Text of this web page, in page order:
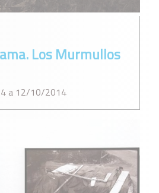
Los Murmullos
a 12/10/2014